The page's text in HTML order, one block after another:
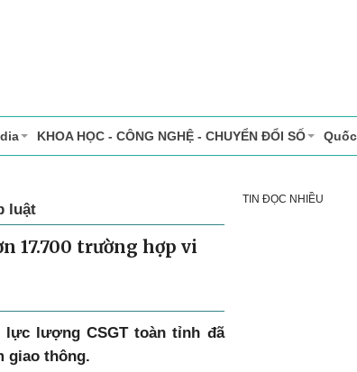
KHOA HỌC - CÔNG NGHỆ - CHUYỂN ĐỔI SỐ
luật
17.700 trường hợp vi
lực lượng CSGT toàn tỉnh đã
giao thông.
TIN ĐỌC NHIỀU